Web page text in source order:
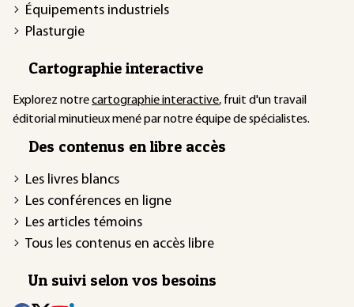
Équipements industriels
Plasturgie
Cartographie interactive
Explorez notrecartographie interactive, fruit d'un travail
éditorial minutieux mené par notre équipe de spécialistes.
Des contenus en libre accès
Les livres blancs
Les conférences en ligne
Les articles témoins
Tous les contenus en accès libre
Un suivi selon vos besoins